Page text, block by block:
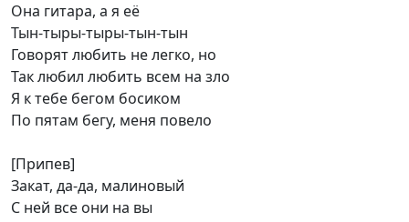
Она гитара, а я её
Тын-тыры-тыры-тын-тын
Говорят любить не легко, но
Так любил любить всем на зло
Я к тебе бегом босиком
По пятам бегу, меня повело
[Припев]
Закат, да-да, малиновый
С ней все они на вы